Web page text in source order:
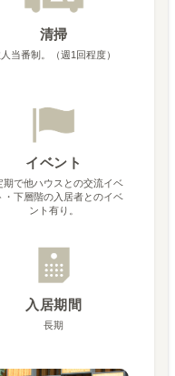
清掃
当番制。（週1回程度）
イベント
期で他ハウスとの交流イベ
・下層階の入居者とのイベ
ント有り。
入居期間
長期